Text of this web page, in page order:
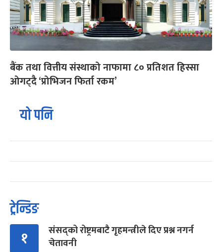
बैंक तथा वित्तीय संस्थाको नाफामा ८० प्रतिशत हिस्सा
ओगट्दै ‘प्रोभिजन फिर्ता रकम’
यो पनि
ट्रेन्डिङ
१
संसद्को रोष्ट्रमबाटै गृहमन्त्रीले दिए प्रश्न नगर्न
चेतावनी